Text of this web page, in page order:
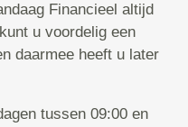
Financieel altijd
u voordelig een
daarmee heeft u later
tussen 09:00 en